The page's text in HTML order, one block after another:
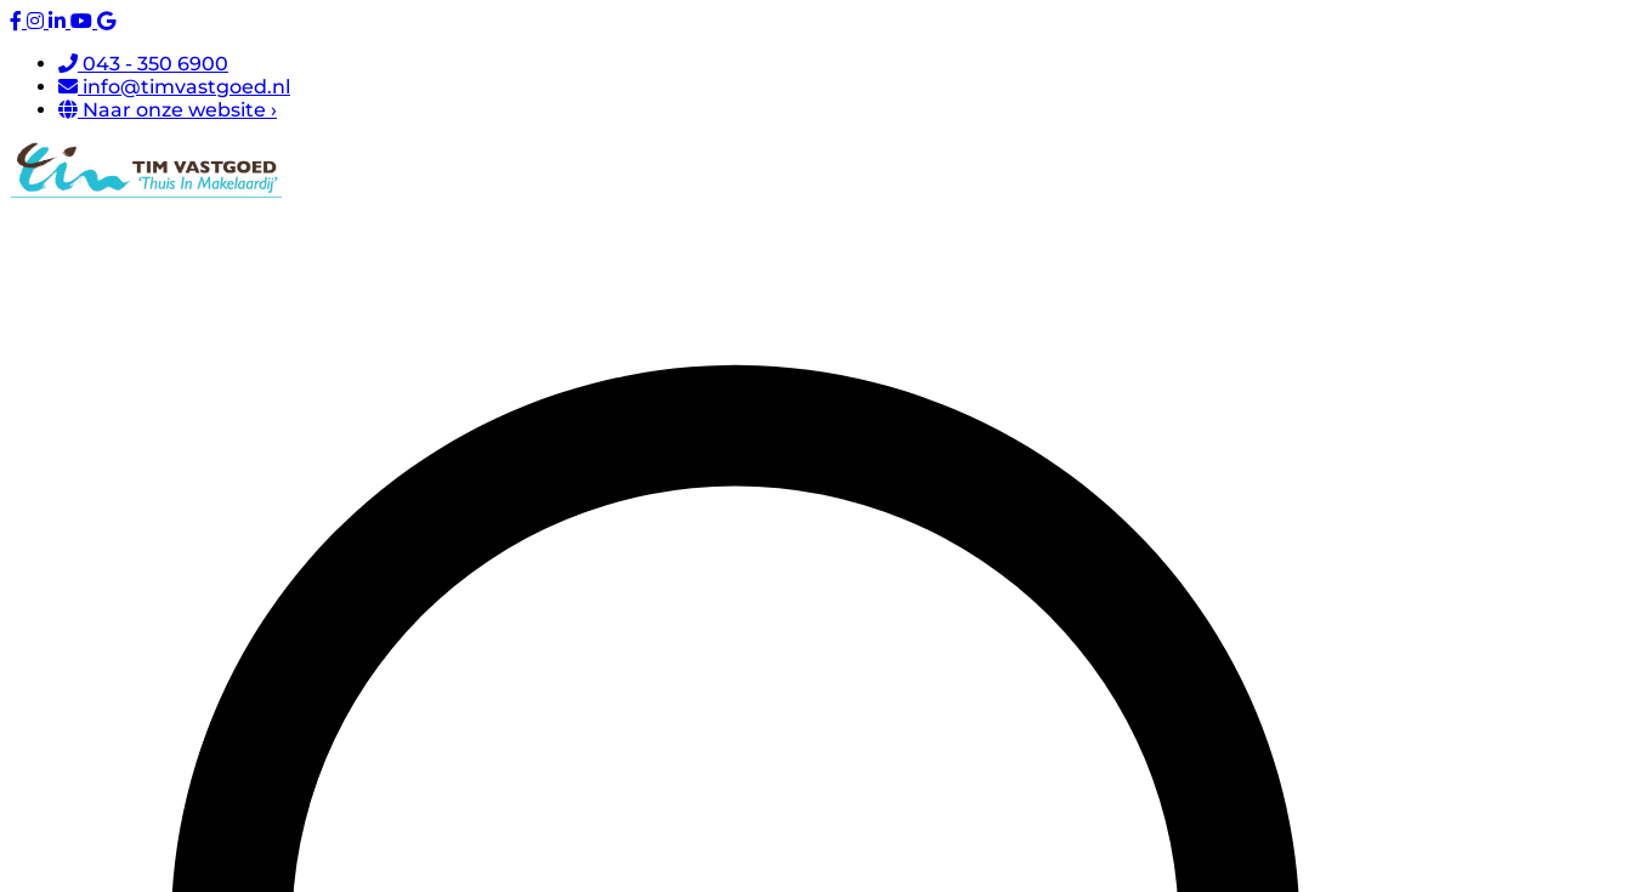
043 - 350 6900
info@timvastgoed.nl
Naar onze website ›